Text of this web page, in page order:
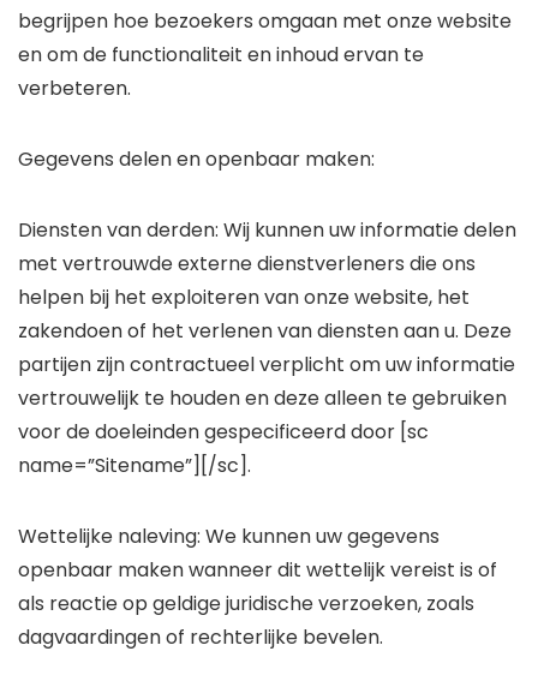
begrijpen hoe bezoekers omgaan met onze website
en om de functionaliteit en inhoud ervan te
verbeteren.
Gegevens delen en openbaar maken:
Diensten van derden: Wij kunnen uw informatie delen
met vertrouwde externe dienstverleners die ons
helpen bij het exploiteren van onze website, het
zakendoen of het verlenen van diensten aan u. Deze
partijen zijn contractueel verplicht om uw informatie
vertrouwelijk te houden en deze alleen te gebruiken
voor de doeleinden gespecificeerd door [sc
name=”Sitename”][/sc].
Wettelijke naleving: We kunnen uw gegevens
openbaar maken wanneer dit wettelijk vereist is of
als reactie op geldige juridische verzoeken, zoals
dagvaardingen of rechterlijke bevelen.